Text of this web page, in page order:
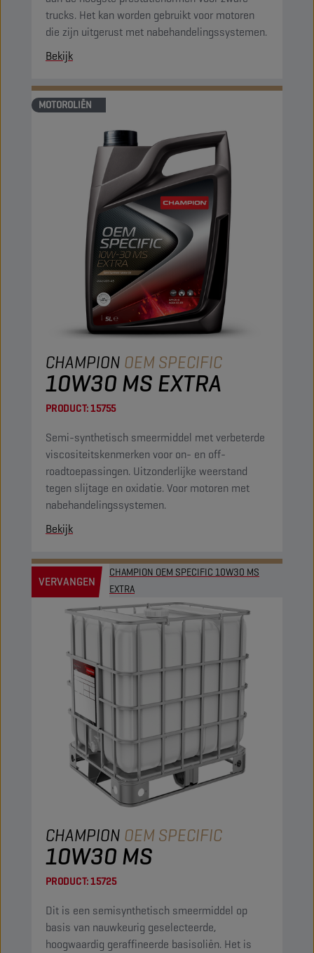
trucks. Het kan worden gebruikt voor motoren
die zijn uitgerust met nabehandelingssystemen.
Bekijk
MOTOROLIËN
CHAMPION OEM SPECIFIC
10W30 MS EXTRA
PRODUCT:15755
Semi-synthetisch smeermiddel met verbeterde
viscositeitskenmerken voor on- en off-
roadtoepassingen. Uitzonderlijke weerstand
tegen slijtage en oxidatie. Voor motoren met
nabehandelingssystemen.
Bekijk
VERVANGEN
CHAMPION OEM SPECIFIC 10W30 MS
EXTRA
CHAMPION OEM SPECIFIC
10W30 MS
PRODUCT:15725
Dit is een semisynthetisch smeermiddel op
basis van nauwkeurig geselecteerde,
hoogwaardig geraffineerde basisoliën. Het is